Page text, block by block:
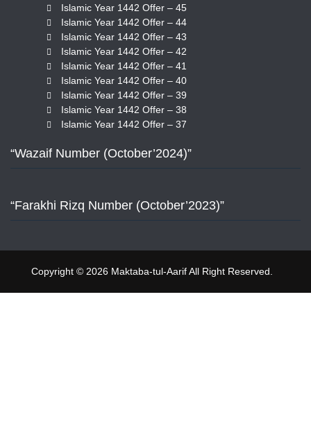
Islamic Year 1442 Offer – 45
Islamic Year 1442 Offer – 44
Islamic Year 1442 Offer – 43
Islamic Year 1442 Offer – 42
Islamic Year 1442 Offer – 41
Islamic Year 1442 Offer – 40
Islamic Year 1442 Offer – 39
Islamic Year 1442 Offer – 38
Islamic Year 1442 Offer – 37
“Wazaif Number (October’2024)”
“Farakhi Rizq Number (October’2023)”
Copyright © 2026 Maktaba-tul-Aarif All Right Reserved.